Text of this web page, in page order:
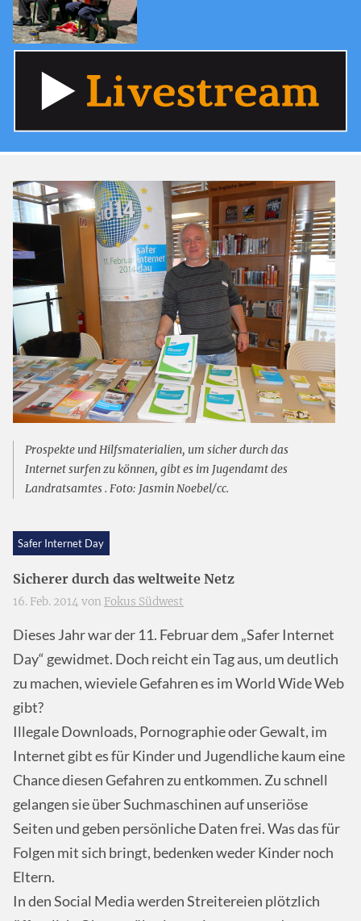
Prospekte und Hilfsmaterialien, um sicher durch das
Internet surfen zu können, gibt es im Jugendamt des
Landratsamtes . Foto: Jasmin Noebel/cc.
Safer Internet Day
Sicherer durch das weltweite Netz
16. Feb. 2014 von Fokus Südwest
Dieses Jahr war der 11. Februar dem „Safer Internet
Day“ gewidmet. Doch reicht ein Tag aus, um deutlich
zu machen, wieviele Gefahren es im World Wide Web
gibt?
Illegale Downloads, Pornographie oder Gewalt, im
Internet gibt es für Kinder und Jugendliche kaum eine
Chance diesen Gefahren zu entkommen. Zu schnell
gelangen sie über Suchmaschinen auf unseriöse
Seiten und geben persönliche Daten frei. Was das für
Folgen mit sich bringt, bedenken weder Kinder noch
Eltern.
In den Social Media werden Streitereien plötzlich